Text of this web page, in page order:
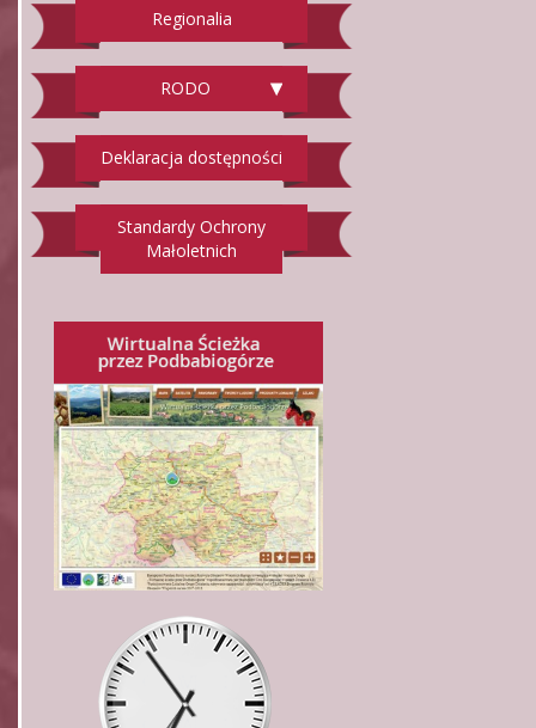
Regionalia
RODO
Deklaracja dostępności
Standardy Ochrony
Małoletnich